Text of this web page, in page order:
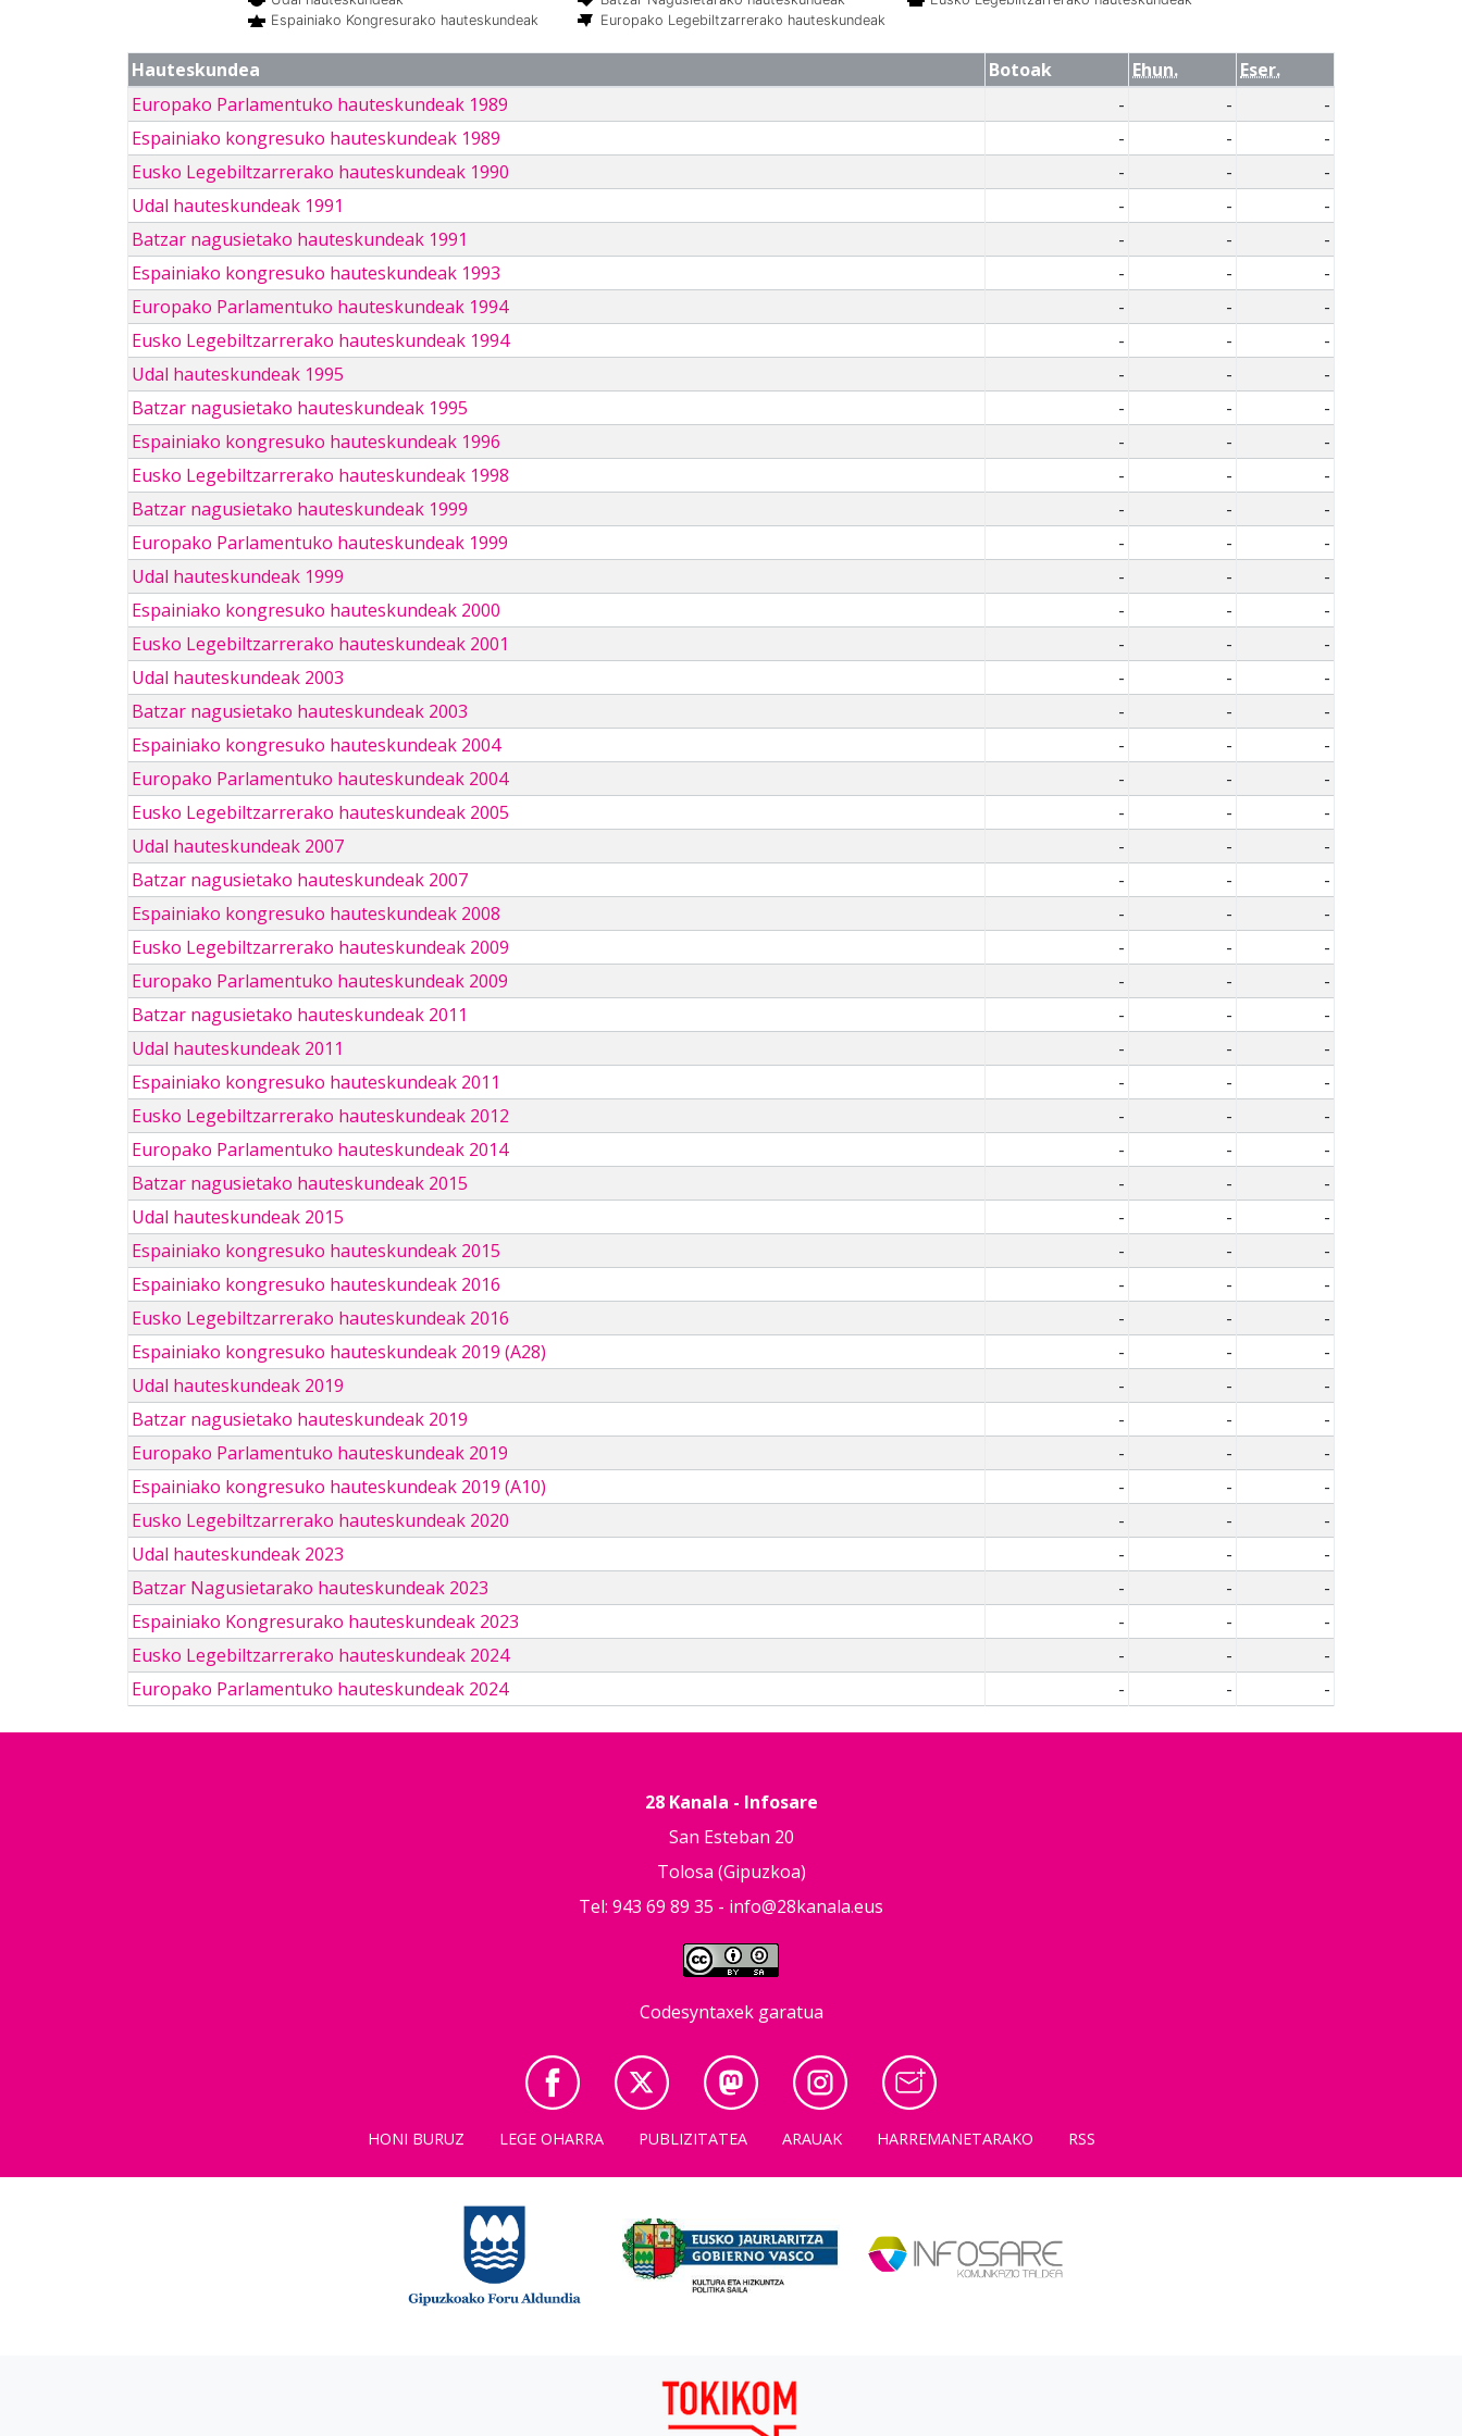
Espainiako Kongresurako hauteskundeak
Europako Legebiltzarrerako hauteskundeak
Hauteskundea Botoak Ehun.
Eser.
Europako Parlamentuko hauteskundeak 1989
- -
-
Espainiako kongresuko hauteskundeak 1989
- -
-
Eusko Legebiltzarrerako hauteskundeak 1990
- -
-
Udal hauteskundeak 1991
- -
-
Batzar nagusietako hauteskundeak 1991
- -
-
Espainiako kongresuko hauteskundeak 1993
- -
-
Europako Parlamentuko hauteskundeak 1994
- -
-
Eusko Legebiltzarrerako hauteskundeak 1994
- -
-
Udal hauteskundeak 1995
- -
-
Batzar nagusietako hauteskundeak 1995
- -
-
Espainiako kongresuko hauteskundeak 1996
- -
-
Eusko Legebiltzarrerako hauteskundeak 1998
- -
-
Batzar nagusietako hauteskundeak 1999
- -
-
Europako Parlamentuko hauteskundeak 1999
- -
-
Udal hauteskundeak 1999
- -
-
Espainiako kongresuko hauteskundeak 2000
- -
-
Eusko Legebiltzarrerako hauteskundeak 2001
- -
-
Udal hauteskundeak 2003
- -
-
Batzar nagusietako hauteskundeak 2003
- -
-
Espainiako kongresuko hauteskundeak 2004
- -
-
Europako Parlamentuko hauteskundeak 2004
- -
-
Eusko Legebiltzarrerako hauteskundeak 2005
- -
-
Udal hauteskundeak 2007
- -
-
Batzar nagusietako hauteskundeak 2007
- -
-
Espainiako kongresuko hauteskundeak 2008
- -
-
Eusko Legebiltzarrerako hauteskundeak 2009
- -
-
Europako Parlamentuko hauteskundeak 2009
- -
-
Batzar nagusietako hauteskundeak 2011
- -
-
Udal hauteskundeak 2011
- -
-
Espainiako kongresuko hauteskundeak 2011
- -
-
Eusko Legebiltzarrerako hauteskundeak 2012
- -
-
Europako Parlamentuko hauteskundeak 2014
- -
-
Batzar nagusietako hauteskundeak 2015
- -
-
Udal hauteskundeak 2015
- -
-
Espainiako kongresuko hauteskundeak 2015
- -
-
Espainiako kongresuko hauteskundeak 2016
- -
-
Eusko Legebiltzarrerako hauteskundeak 2016
- -
-
Espainiako kongresuko hauteskundeak 2019 (A28)
- -
-
Udal hauteskundeak 2019
- -
-
Batzar nagusietako hauteskundeak 2019
- -
-
Europako Parlamentuko hauteskundeak 2019
- -
-
Espainiako kongresuko hauteskundeak 2019 (A10)
- -
-
Eusko Legebiltzarrerako hauteskundeak 2020
- -
-
Udal hauteskundeak 2023
- -
-
Batzar Nagusietarako hauteskundeak 2023
- -
-
Espainiako Kongresurako hauteskundeak 2023
- -
-
Eusko Legebiltzarrerako hauteskundeak 2024
- -
-
Europako Parlamentuko hauteskundeak 2024
- - -
28 Kanala - Infosare
San Esteban 20
Tolosa (Gipuzkoa)
Tel: 943 69 89 35 - info@28kanala.eus
Codesyntaxek garatua
HONI BURUZ LEGE OHARRA PUBLIZITATEA ARAUAK HARREMANETARAKO RSS